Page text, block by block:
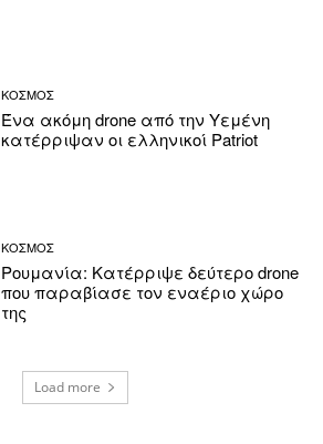
ΚΟΣΜΟΣ
Ένα ακόμη drone από την Υεμένη
κατέρριψαν οι ελληνικοί Patriot
ΚΟΣΜΟΣ
Ρουμανία: Κατέρριψε δεύτερο drone
που παραβίασε τον εναέριο χώρο
της
Load more